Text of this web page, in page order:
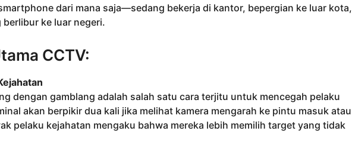
dari mana saja—sedang bekerja di kantor, bepergian ke luar kota,
ke luar negeri.
CCTV:
dengan gamblang adalah salah satu cara terjitu untuk mencegah pelaku
akan berpikir dua kali jika melihat kamera mengarah ke pintu masuk atau
pelaku kejahatan mengaku bahwa mereka lebih memilih target yang tidak